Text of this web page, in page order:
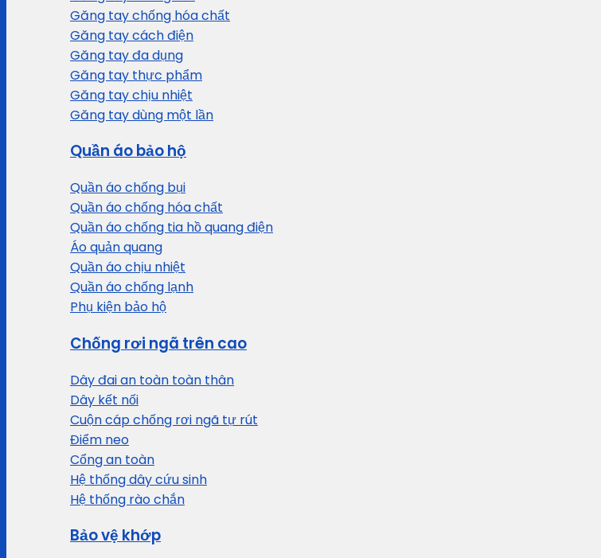
Găng tay chống hóa chất
Găng tay cách điện
Găng tay đa dụng
Găng tay thực phẩm
Găng tay chịu nhiệt
Găng tay dùng một lần
Quần áo bảo hộ
Quần áo chống bụi
Quần áo chống hóa chất
Quần áo chống tia hồ quang điện
Áo quản quang
Quần áo chịu nhiệt
Quần áo chống lạnh
Phụ kiện bảo hộ
Chống rơi ngã trên cao
Dây đai an toàn toàn thân
Dây kết nối
Cuộn cáp chống rơi ngã tự rút
Điểm neo
Cổng an toàn
Hệ thống dây cứu sinh
Hệ thống rào chắn
Bảo vệ khớp